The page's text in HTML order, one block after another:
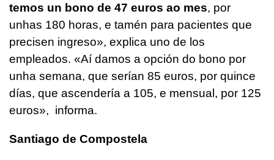
temos un bono de 47 euros ao mes, por
unhas 180 horas, e tamén para pacientes que
precisen ingreso», explica uno de los
empleados. «Aí damos a opción do bono por
unha semana, que serían 85 euros, por quince
días, que ascendería a 105, e mensual, por 125
euros», informa.
Santiago de Compostela